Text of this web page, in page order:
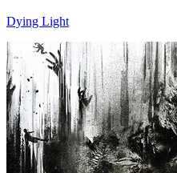
Dying Light